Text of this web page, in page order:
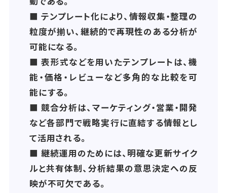
■ テンプレート化により、情報収集・整理の
粒度が揃い、継続的で再現性のある分析が
可能になる。
■ 表形式などを用いたテンプレートは、機
能・価格・レビューなど多角的な比較を可
能にする。
■ 競合分析は、マーケティング・営業・開発
など各部門で戦略実行に直結する情報とし
て活用される。
■ 継続運用のためには、明確な更新サイク
ルと共有体制、分析結果の意思決定への反
映が不可欠である。